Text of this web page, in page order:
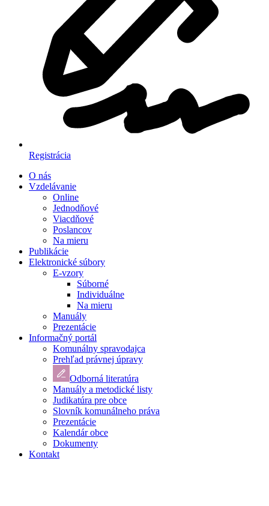
Registrácia
O nás
Vzdelávanie
Online
Jednodňové
Viacdňové
Poslancov
Na mieru
Publikácie
Elektronické súbory
E-vzory
Súborné
Individuálne
Na mieru
Manuály
Prezentácie
Informačný portál
Komunálny spravodajca
Prehľad právnej úpravy
Odborná literatúra
Manuály a metodické listy
Judikatúra pre obce
Slovník komunálneho práva
Prezentácie
Kalendár obce
Dokumenty
Kontakt